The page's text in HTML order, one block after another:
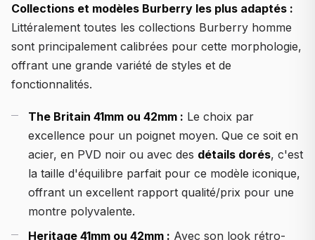
Collections et modèles Burberry les plus adaptés :
Littéralement toutes les collections Burberry homme
sont principalement calibrées pour cette morphologie,
offrant une grande variété de styles et de
fonctionnalités.
The Britain 41mm ou 42mm : Le choix par
excellence pour un poignet moyen. Que ce soit en
acier, en PVD noir ou avec des détails dorés, c'est
la taille d'équilibre parfait pour ce modèle iconique,
offrant un excellent rapport qualité/prix pour une
montre polyvalente.
Heritage 41mm ou 42mm : Avec son look rétro-